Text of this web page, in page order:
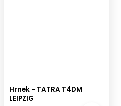
Hrnek - TATRA T4DM
LEIPZIG